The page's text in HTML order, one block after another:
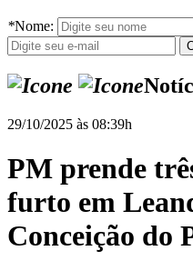
*Nome:
29/10/2025 às 08:39h
PM prende
furto em
Conceição do